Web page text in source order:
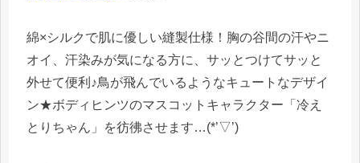
綿×シルクで肌に優しい縫製仕様！胸の谷間の汗やニ
オイ、汗染みが気になる方に、サッとつけてサッと
外せて便利♪鳥が飛んでいるようなキュートなデザイ
ン★ボディヒンツのマスコットキャラクター「冷え
とりちゃん」を彷彿させます…(*’▽’)